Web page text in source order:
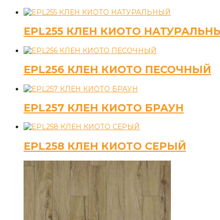
EPL255 КЛЕН КИОТО
EPL256 КЛЕН КИОТО ПЕСОЧНЫЙ
EPL257 КЛЕН КИОТО БРАУН
EPL258 КЛЕН КИОТО СЕРЫЙ